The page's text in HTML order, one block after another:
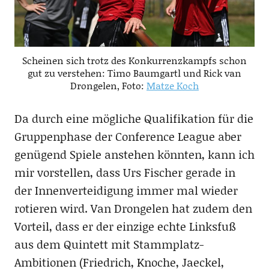
Scheinen sich trotz des Konkurrenzkampfs schon
gut zu verstehen: Timo Baumgartl und Rick van
Drongelen, Foto: Matze Koch
Da durch eine mögliche Qualifikation für die
Gruppenphase der Conference League aber
genügend Spiele anstehen könnten, kann ich
mir vorstellen, dass Urs Fischer gerade in
der Innenverteidigung immer mal wieder
rotieren wird. Van Drongelen hat zudem den
Vorteil, dass er der einzige echte Linksfuß
aus dem Quintett mit Stammplatz-
Ambitionen (Friedrich, Knoche, Jaeckel,